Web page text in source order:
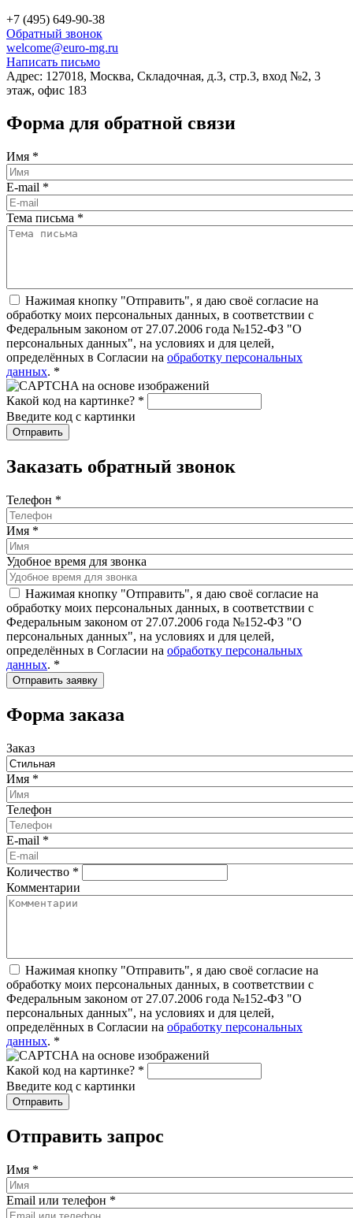
+7 (495) 649-90-38
Обратный звонок
welcome@euro-mg.ru
Написать письмо
Адрес: 127018, Москва, Складочная, д.3, стр.3, вход №2, 3
этаж, офис 183
Форма для обратной связи
Имя *
E-mail *
Тема письма *
Нажимая кнопку "Отправить", я даю своё согласие на
обработку моих персональных данных, в соответствии с
Федеральным законом от 27.07.2006 года №152-ФЗ "О
персональных данных", на условиях и для целей,
определённых в Согласии на обработку персональных
данных. *
Какой код на картинке? *
Введите код с картинки
Заказать обратный звонок
Телефон *
Имя *
Удобное время для звонка
Нажимая кнопку "Отправить", я даю своё согласие на
обработку моих персональных данных, в соответствии с
Федеральным законом от 27.07.2006 года №152-ФЗ "О
персональных данных", на условиях и для целей,
определённых в Согласии на обработку персональных
данных. *
Форма заказа
Заказ
Имя *
Телефон
E-mail *
Количество *
Комментарии
Нажимая кнопку "Отправить", я даю своё согласие на
обработку моих персональных данных, в соответствии с
Федеральным законом от 27.07.2006 года №152-ФЗ "О
персональных данных", на условиях и для целей,
определённых в Согласии на обработку персональных
данных. *
Какой код на картинке? *
Введите код с картинки
Отправить запрос
Имя *
Email или телефон *